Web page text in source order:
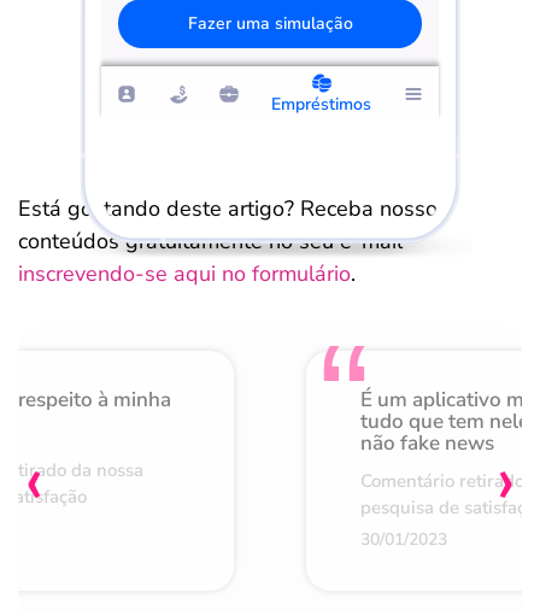
Fazer uma simulação
Empréstimos
Está gostando deste artigo? Receba nossos
conteúdos gratuitamente no seu e-mail
inscrevendo-se aqui no formulário.
respeito à minha
da nossa
É um aplicativo
tudo que tem nele
não fake news
Comentário retirado
pesquisa de
30/01/2023
‹ ›